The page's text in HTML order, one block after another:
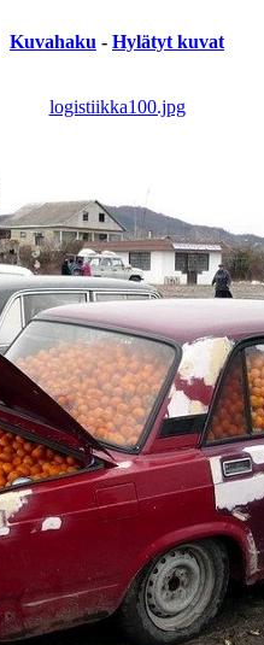
Kuvahaku - Hylätyt kuvat
logistiikka100.jpg